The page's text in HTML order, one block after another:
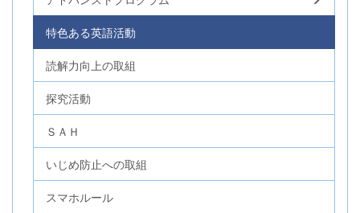
特色ある英語活動
読解力向上の取組
探究活動
ＳＡＨ
いじめ防止への取組
スマホルール